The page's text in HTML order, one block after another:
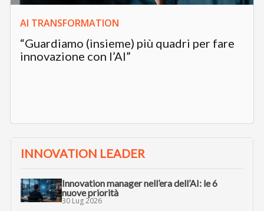
AI TRANSFORMATION
“Guardiamo (insieme) più quadri per fare
innovazione con l’AI”
INNOVATION LEADER
Innovation manager nell’era dell’AI: le 6
nuove priorità
30 Lug 2026